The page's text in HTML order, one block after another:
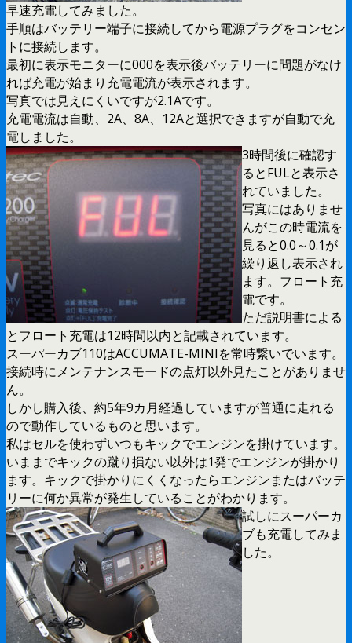
早速充電してみました。
手順はバッテリー端子に接続してから電源プラグをコンセン
トに接続します。
最初に表示モニターに000を表示後バッテリーに問題がなけ
れば充電が始まり充電電流が表示されます。
写真では見えにくいですが2.1Aです。
充電電流は自動、2A、8A、12Aと選択できますが自動で充
電しました。
3時間後に確認す
るとFULと表示さ
れていました。
写真にはありませ
んがこの時電流を
見ると0.0～0.1が
繰り返し表示され
ます。フロート充
電です。
ただ説明書による
とフロート充電は12時間以内と記載されています。
スーパーカブ110はACCUMATE-MINIを常時繋いでいます。
接続時にメンテナンスモードの点灯以外見たことがありませ
ん。
しかし購入後、約5年9カ月経過していますが普通に走れる
ので動作しているものと思います。
私はセルを使わずいつもキックでエンジンを掛けています。
いままでキックの蹴り損ない以外は1発でエンジンが掛かり
ます。キックで掛かりにくくなったらエンジンまたはバッテ
リーに何か異常が発生していることがわかります。
試しにスーパーカ
ブも充電してみま
した。